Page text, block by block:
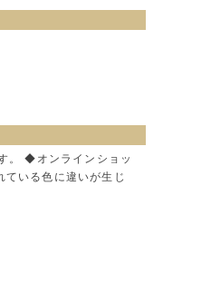
。 ◆オンラインショッ
いる色に違いが生じ